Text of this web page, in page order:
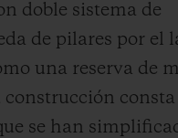
doble sistema de
de pilares por el
una reserva de
construcción consta
se han